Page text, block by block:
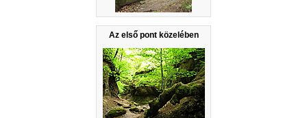
Az első pont közelében